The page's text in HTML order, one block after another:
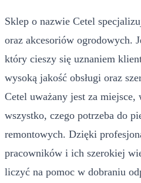
Sklep o nazwie Cetel
oraz akcesoriów ogrodowych.
który cieszy się uznaniem
wysoką jakość obsługi oraz
Cetel uważany jest za
wszystko, czego potrzeba do
remontowych. Dzięki
pracowników i ich szerokiej
liczyć na pomoc w dobraniu